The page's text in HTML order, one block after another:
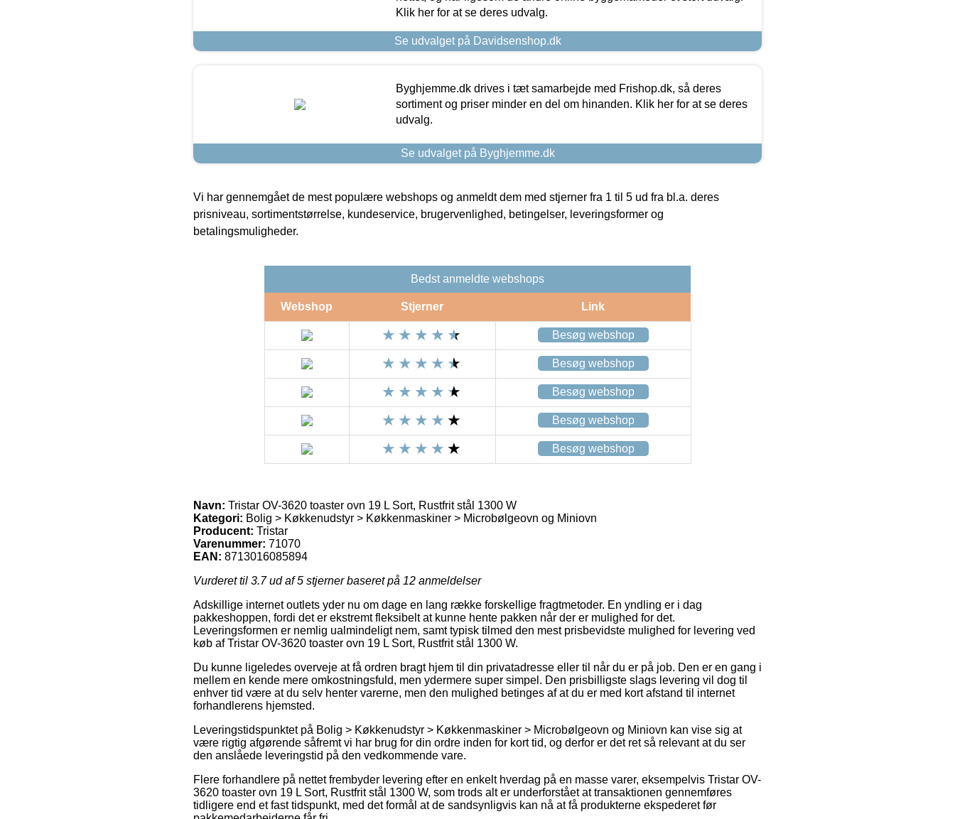
Klik her for at se deres udvalg.
Se udvalget på Davidsenshop.dk
Byghjemme.dk drives i tæt samarbejde med Frishop.dk, så deres
sortiment og priser minder en del om hinanden. Klik her for at se deres
udvalg.
Se udvalget på Byghjemme.dk
Vi har gennemgået de mest populære webshops og anmeldt dem med stjerner fra 1 til 5 ud fra bl.a. deres
prisniveau, sortimentstørrelse, kundeservice, brugervenlighed, betingelser, leveringsformer og
betalingsmuligheder.
Bedst anmeldte webshops
Webshop Stjerner Link
Besøg webshop
Besøg webshop
Besøg webshop
Besøg webshop
Besøg webshop
Navn: Tristar OV-3620 toaster ovn 19 L Sort, Rustfrit stål 1300 W
Kategori: Bolig > Køkkenudstyr > Køkkenmaskiner > Microbølgeovn og Miniovn
Producent: Tristar
Varenummer: 71070
EAN: 8713016085894
Vurderet til 3.7ud af 5 stjerner baseret på 12 anmeldelser
Adskillige internet outlets yder nu om dage en lang række forskellige fragtmetoder. En yndling er i dag
pakkeshoppen, fordi det er ekstremt fleksibelt at kunne hente pakken når der er mulighed for det.
Leveringsformen er nemlig ualmindeligt nem, samt typisk tilmed den mest prisbevidste mulighed for levering ved
køb af Tristar OV-3620 toaster ovn 19 L Sort, Rustfrit stål 1300 W.
Du kunne ligeledes overveje at få ordren bragt hjem til din privatadresse eller til når du er på job. Den er en gang i
mellem en kende mere omkostningsfuld, men ydermere super simpel. Den prisbilligste slags levering vil dog til
enhver tid være at du selv henter varerne, men den mulighed betinges af at du er med kort afstand til internet
forhandlerens hjemsted.
Leveringstidspunktet på Bolig > Køkkenudstyr > Køkkenmaskiner > Microbølgeovn og Miniovn kan vise sig at
være rigtig afgørende såfremt vi har brug for din ordre inden for kort tid, og derfor er det ret så relevant at du ser
den anslåede leveringstid på den vedkommende vare.
Flere forhandlere på nettet frembyder levering efter en enkelt hverdag på en masse varer, eksempelvis Tristar OV-
3620 toaster ovn 19 L Sort, Rustfrit stål 1300 W, som trods alt er underforstået at transaktionen gennemføres
tidligere end et fast tidspunkt, med det formål at de sandsynligvis kan nå at få produkterne ekspederet før